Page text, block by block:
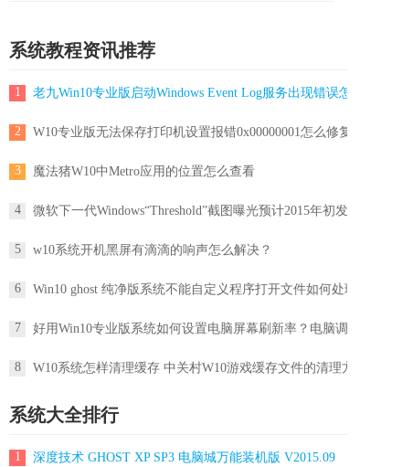
系统教程资讯推荐
1 老九Win10专业版启动Windows Event Log服务出现错误怎么解决?
2 W10专业版无法保存打印机设置报错0x00000001怎么修复？
3 魔法猪W10中Metro应用的位置怎么查看
4 微软下一代Windows“Threshold”截图曝光预计2015年初发布
5 w10系统开机黑屏有滴滴的响声怎么解决？
6 Win10 ghost 纯净版系统不能自定义程序打开文件如何处理
7 好用Win10专业版系统如何设置电脑屏幕刷新率？电脑调屏幕刷新率
8 W10系统怎样清理缓存 中关村W10游戏缓存文件的清理方法
系统大全排行
1 深度技术 GHOST XP SP3 电脑城万能装机版 V2015.09